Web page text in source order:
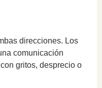
direcciones. Los
comunicación
gritos, desprecio o